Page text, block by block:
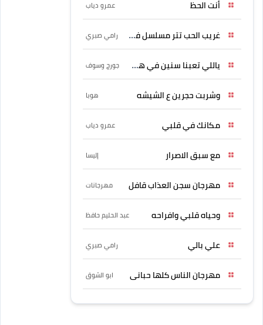
أنت الحظ عمرو دياب
غريب الحب تتر مسلسل فرصة رامي صبري
ياللي تعبنا سنين في هواه جورج وسوف
وشربت حجرين ع الشيشه هوبا
مكانك في قلبي عمرو دياب
مع سبق الاصرار إليسا
مهرجان سجن العذاب قافل مهرجانات
وحياه قلبي وافراحه عبد الحليم حافظ
علي بالي رامي صبري
مهرجان الناس كلها حبانى ابو الشوق